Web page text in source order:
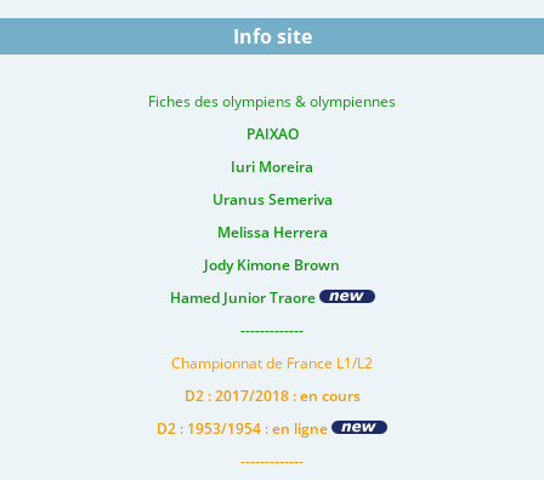
Info site
Fiches des olympiens & olympiennes
PAIXAO
Iuri Moreira
Uranus Semeriva
Melissa Herrera
Jody Kimone Brown
Hamed Junior Traore
-------------
Championnat de France L1/L2
D2 : 2017/2018 : en cours
D2 : 1953/1954 : en ligne
-------------